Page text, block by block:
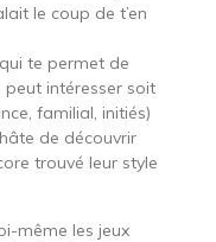
le coup de t’en
te permet de
peut intéresser soit
familial, initiés)
de découvrir
trouvé leur style
même les jeux